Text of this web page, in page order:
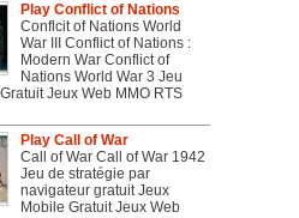
Play Conflict of Nations
Conflcit of Nations World
War III Conflict of Nations :
Modern War Conflict of
Nations World War 3 Jeu
Jeux Web MMO RTS
Play Call of War
Call of War Call of War 1942
Jeu de stratégie par
navigateur gratuit Jeux
Mobile Gratuit Jeux Web